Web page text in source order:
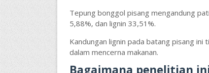
Tepung bonggol pisang mengandung
5,88%, dan lignin 33,51%.
Kandungan lignin pada batang pisang
dalam mencerna makanan.
Bagaimana penelitian